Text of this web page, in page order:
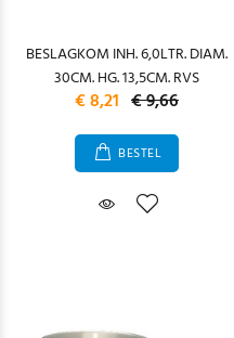
BESLAGKOM INH. 6,0LTR. DIAM.
30CM. HG. 13,5CM. RVS
€ 8,21 € 9,66
BESTEL